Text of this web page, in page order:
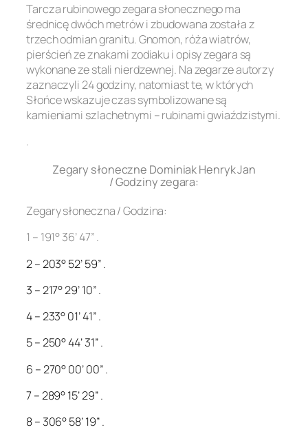
Tarcza rubinowego zegara słonecznego ma
średnicę dwóch metrów i zbudowana została z
trzech odmian granitu. Gnomon, róża wiatrów,
pierścień ze znakami zodiaku i opisy zegara są
wykonane ze stali nierdzewnej. Na zegarze autorzy
zaznaczyli 24 godziny, natomiast te, w których
Słońce wskazuje czas symbolizowane są
kamieniami szlachetnymi – rubinami gwiaździstymi.
.
Zegary słoneczne Dominiak Henryk Jan
/ Godziny zegara:
Zegary słoneczna / Godzina:
1 – 191° 36’ 47” .
2 – 203° 52’ 59” .
3 – 217° 29’ 10” .
4 – 233° 01’ 41” .
5 – 250° 44’ 31” .
6 – 270° 00’ 00” .
7 – 289° 15’ 29” .
8 – 306° 58’ 19” .